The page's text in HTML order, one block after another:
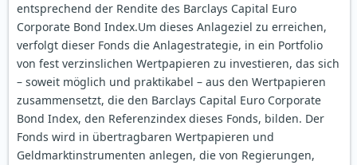
entsprechend der Rendite des Barclays Capital Euro
Corporate Bond Index.Um dieses Anlageziel zu erreichen,
verfolgt dieser Fonds die Anlagestrategie, in ein Portfolio
von fest verzinslichen Wertpapieren zu investieren, das sich
– soweit möglich und praktikabel – aus den Wertpapieren
zusammensetzt, die den Barclays Capital Euro Corporate
Bond Index, den Referenzindex dieses Fonds, bilden. Der
Fonds wird in übertragbaren Wertpapieren und
Geldmarktinstrumenten anlegen, die von Regierungen,